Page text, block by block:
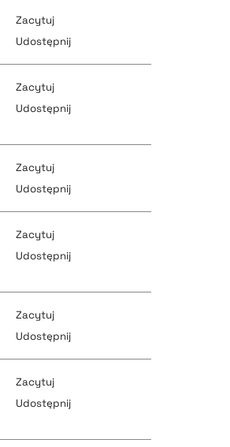
pobierz cytat
pobierz cytat
pobierz cytat
pobierz cytat
pobierz cytat
Zacytuj
Udostępnij
pobierz cytat
Zacytuj
Udostępnij
pobierz cytat
pobierz cytat
Zacytuj
Udostępnij
pobierz cytat
Zacytuj
Udostępnij
pobierz cytat
Zacytuj
Udostępnij
Zacytuj
Udostępnij